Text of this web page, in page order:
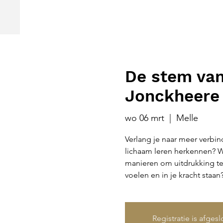
De stem
Jonckheere
wo 06 mrt
  |
Melle
Verlang je naar meer
lichaam leren herkennen?
manieren om uitdrukking
voelen en in je kracht
Registratie is